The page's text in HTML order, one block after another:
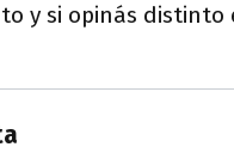
y si opinás distinto